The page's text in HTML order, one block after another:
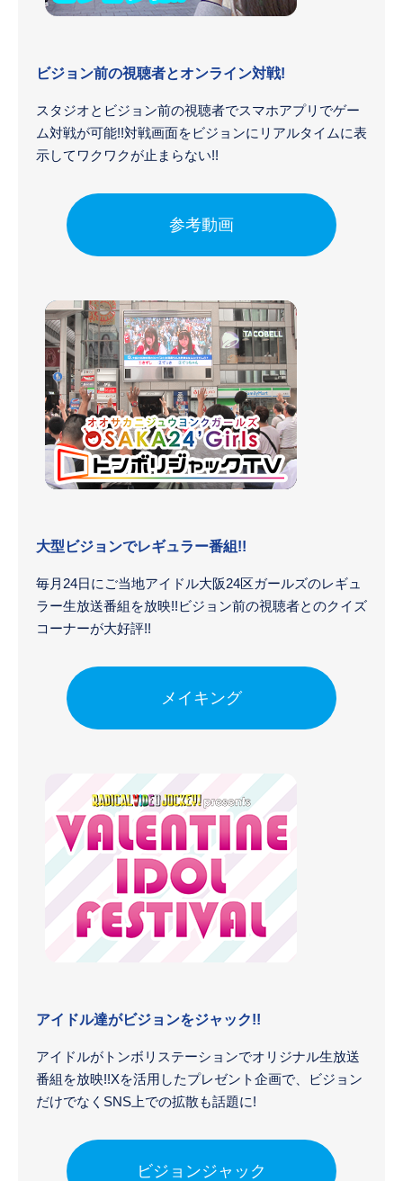
ビジョン前の視聴者とオンライン対戦!
スタジオとビジョン前の視聴者でスマホアプリでゲー
ム対戦が可能!!対戦画面をビジョンにリアルタイムに表
示してワクワクが止まらない!!
参考動画
大型ビジョンでレギュラー番組!!
毎月24日にご当地アイドル大阪24区ガールズのレギュ
ラー生放送番組を放映!!ビジョン前の視聴者とのクイズ
コーナーが大好評!!
メイキング
アイドル達がビジョンをジャック!!
アイドルがトンボリステーションでオリジナル生放送
番組を放映!!Xを活用したプレゼント企画で、ビジョン
だけでなくSNS上での拡散も話題に!
ビジョンジャック